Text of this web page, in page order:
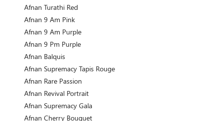
Afnan Turathi Red
Afnan 9 Am Pink
Afnan 9 Am Purple
Afnan 9 Pm Purple
Afnan Balquis
Afnan Supremacy Tapis Rouge
Afnan Rare Passion
Afnan Revival Portrait
Afnan Supremacy Gala
Afnan Cherry Bouquet